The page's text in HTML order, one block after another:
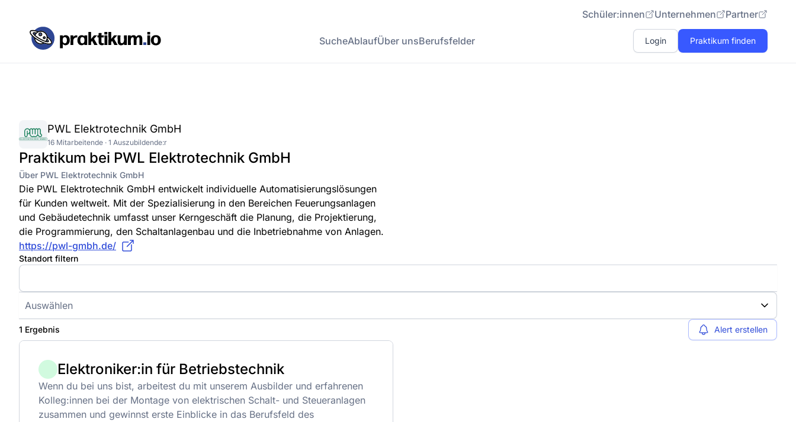
Schüler:innen Unternehmen Partner
SucheAblaufÜber unsBerufsfelder Login Praktikum finden
PWL Elektrotechnik GmbH
16 Mitarbeitende · 1 Auszubildende:r
Praktikum bei PWL Elektrotechnik GmbH
Über PWL Elektrotechnik GmbH
Die PWL Elektrotechnik GmbH entwickelt individuelle Automatisierungslösungen
für Kunden weltweit. Mit der Spezialisierung in den Bereichen Feuerungsanlagen
und Gebäudetechnik umfasst unser Kerngeschäft die Planung, die Projektierung,
die Programmierung, den Schaltanlagenbau und die Inbetriebnahme von Anlagen.
https://pwl-gmbh.de/
Standort filtern
Auswählen
1 Ergebnis Alert erstellen
Elektroniker:in für Betriebstechnik
Wenn du bei uns bist, arbeitest du mit unserem Ausbilder und erfahrenen
Kolleg:innen bei der Montage von elektrischen Schalt- und Steueranlagen
zusammen und gewinnst erste Einblicke in das Berufsfeld des